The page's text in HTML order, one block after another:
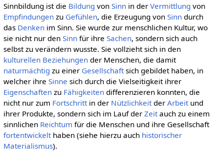
Sinnbildung ist die Bildung von Sinnin der Vermittlung von
Empfindungenzu Gefühlen, die Erzeugung von Sinndurch
das Denkenim Sinn. Sie wurde zur menschlichen Kultur, wo
sie nicht nur den Sinnfür ihre Sachen, sondern sich auch
selbst zu verändern wusste. Sie vollzieht sich in den
kulturellen Beziehungender Menschen, die damit
naturmächtig zu einer Gesellschaftsich gebildet haben, in
welcher ihre Sinne sich durch die Vielseitigkeit ihrer
Eigenschaftenzu Fähigkeitendifferenzieren konnten, die
nicht nur zum Fortschrittin der Nützlichkeitder Arbeitund
ihrer Produkte, sondern sich im Lauf der Zeitauch zu einem
sinnlichen Reichtum für die Menschen und ihre Gesellschaft
fortentwickelthaben (siehe hierzu auch historischer
Materialismus).